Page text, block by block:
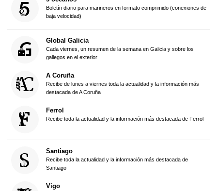
Boletín diario para marineros en formato comprimido (conexiones de
baja velocidad)
Global Galicia
Cada viernes, un resumen de la semana en Galicia y sobre los
gallegos en el exterior
A Coruña
Recibe de lunes a viernes toda la actualidad y la información más
destacada de A Coruña
Ferrol
Recibe toda la actualidad y la información más destacada de Ferrol
Santiago
Recibe toda la actualidad y la información más destacada de
Santiago
Vigo